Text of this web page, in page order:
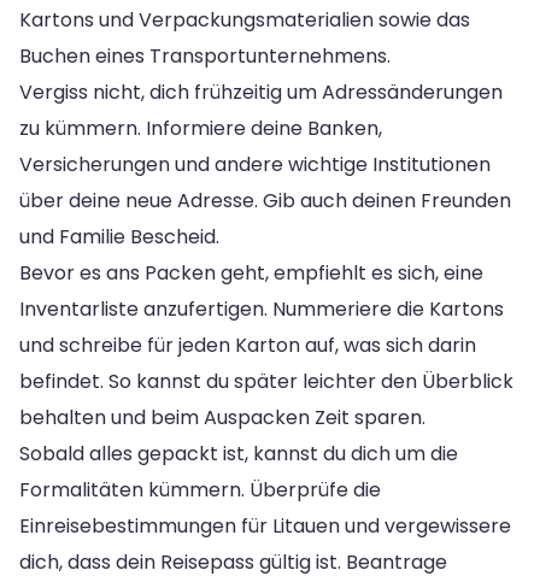
Kartons und Verpackungsmaterialien sowie das
Buchen eines Transportunternehmens.
Vergiss nicht, dich frühzeitig um Adressänderungen
zu kümmern. Informiere deine Banken,
Versicherungen und andere wichtige Institutionen
über deine neue Adresse. Gib auch deinen Freunden
und Familie Bescheid.
Bevor es ans Packen geht, empfiehlt es sich, eine
Inventarliste anzufertigen. Nummeriere die Kartons
und schreibe für jeden Karton auf, was sich darin
befindet. So kannst du später leichter den Überblick
behalten und beim Auspacken Zeit sparen.
Sobald alles gepackt ist, kannst du dich um die
Formalitäten kümmern. Überprüfe die
Einreisebestimmungen für Litauen und vergewissere
dich, dass dein Reisepass gültig ist. Beantrage